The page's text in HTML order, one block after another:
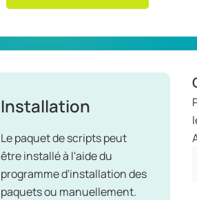
Installation
Le paquet de scripts peut
être installé à l'aide du
programme d'installation des
paquets ou manuellement.